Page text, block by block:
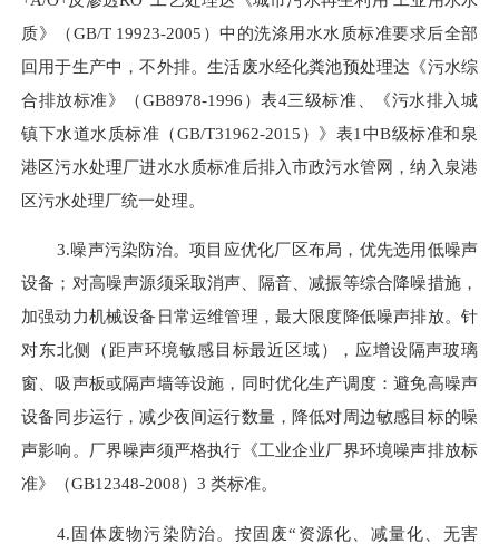
质》（GB/T 19923-2005）中的洗涤用水水质标准要求后全部
回用于生产中，不外排。生活废水经化粪池预处理达《污水综
合排放标准》（GB8978-1996）表4三级标准
《污水排入城
镇下水道水质标准（GB/T31962-2015）》表1中B级标准和泉
港区污水处理厂进水水质标准后排入市政污水管网，纳入 泉港
区污水处理厂统一处理。
3.噪声污染防治。项目应优化厂区布局，优先选用低噪声
设备；对高噪声源须采取消声、隔音、减振等综合降噪措施，
加强动力机械设备日常运维管理，最大限度降低噪声排放。针
对东北侧（距声环境敏感目标最近区域），应增设隔声玻璃
窗、吸声板或隔声墙等设施，同时优化生产调度：避免高噪声
设备同步运行，减少夜间运行数量，降低对周边敏感目标的噪
声影响。厂界噪声须严格执行《工业企业厂界环境噪声排放标
准》（GB12348-2008）3 类标准。
4.固体废物污染防治。按固废“资源化、减量化、无害